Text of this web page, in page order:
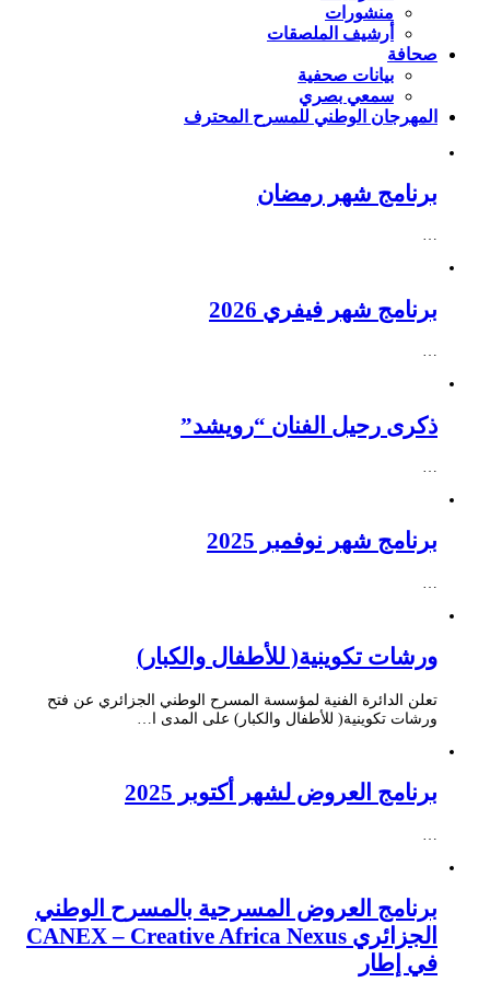
منشورات
أرشيف الملصقات
صحافة
بيانات صحفية
سمعي بصري
المهرجان الوطني للمسرح المحترف
برنامج شهر رمضان
…
برنامج شهر فيفري 2026
…
ذكرى رحيل الفنان “رويشد”
…
برنامج شهر نوفمبر 2025
ورشات تكوينية( للأطفال والكبار)
تعلن الدائرة الفنية لمؤسسة المسرح الوطني الجزائري عن فتح
ورشات تكوينية( للأطفال والكبار) على المدى ا…
برنامج العروض لشهر أكتوبر 2025
برنامج العروض المسرحية بالمسرح الوطني
الجزائري CANEX – Creative Africa Nexus
في إطار